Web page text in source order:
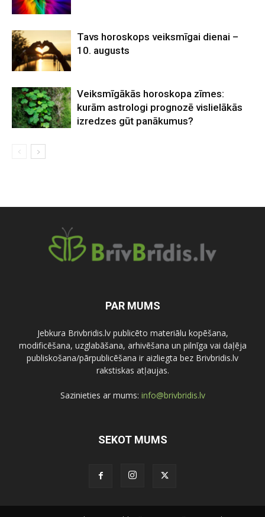
Tavs horoskops veiksmīgai dienai –
10. augusts
Veiksmīgākās horoskopa zīmes:
kurām astrologi prognozē vislielākās
izredzes gūt panākumus?
PAR MUMS
Jebkura Brivbridis.lv publicēto materiālu kopēšana,
modificēšana, uzglabāšana, arhivēšana un pilnīga vai daļēja
publiskošana/pārpublicēšana ir aizliegta bez Brivbridis.lv
rakstiskas atļaujas.
Sazinieties ar mums: info@brivbridis.lv
SEKOT MUMS